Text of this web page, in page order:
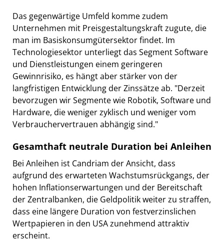
Das gegenwärtige Umfeld komme zudem
Unternehmen mit Preisgestaltungskraft zugute, die
man im Basiskonsumgütersektor findet. Im
Technologiesektor unterliegt das Segment Software
und Dienstleistungen einem geringeren
Gewinnrisiko, es hängt aber stärker von der
langfristigen Entwicklung der Zinssätze ab. "Derzeit
bevorzugen wir Segmente wie Robotik, Software und
Hardware, die weniger zyklisch und weniger vom
Verbrauchervertrauen abhängig sind."
Gesamthaft neutrale Duration bei Anleihen
Bei Anleihen ist Candriam der Ansicht, dass
aufgrund des erwarteten Wachstumsrückgangs, der
hohen Inflationserwartungen und der Bereitschaft
der Zentralbanken, die Geldpolitik weiter zu straffen,
dass eine längere Duration von festverzinslichen
Wertpapieren in den USA zunehmend attraktiv
erscheint.